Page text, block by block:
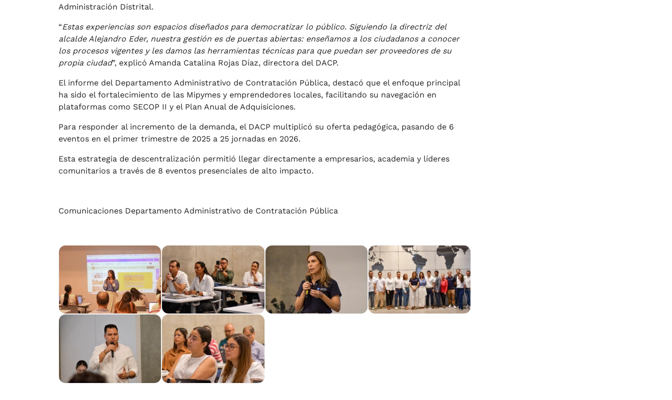
Administración Distrital.
“Estas experiencias son espacios diseñados para democratizar lo público. Siguiendo la directriz del
alcalde Alejandro Eder, nuestra gestión es de puertas abiertas: enseñamos a los ciudadanos a conocer
los procesos vigentes y les damos las herramientas técnicas para que puedan ser proveedores de su
propia ciudad”, explicó Amanda Catalina Rojas Díaz, directora del DACP.
El informe del Departamento Administrativo de Contratación Pública, destacó que el enfoque principal
ha sido el fortalecimiento de las Mipymes y emprendedores locales, facilitando su navegación en
plataformas como SECOP II y el Plan Anual de Adquisiciones.
Para responder al incremento de la demanda, el DACP multiplicó su oferta pedagógica, pasando de 6
eventos en el primer trimestre de 2025 a 25 jornadas en 2026.
Esta estrategia de descentralización permitió llegar directamente a empresarios, academia y líderes
comunitarios a través de 8 eventos presenciales de alto impacto.
Comunicaciones Departamento Administrativo de Contratación Pública